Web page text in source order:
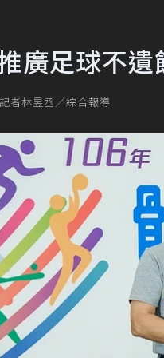
廣足球不遺
者林昱丞／綜合報導